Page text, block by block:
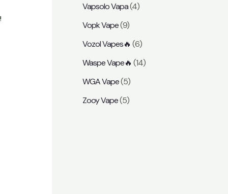
Vapsolo Vapa(4)
Vopk Vape(9)
Vozol Vapes🔥 (6)
Waspe Vape🔥 (14)
WGA Vape(5)
Zooy Vape(5)